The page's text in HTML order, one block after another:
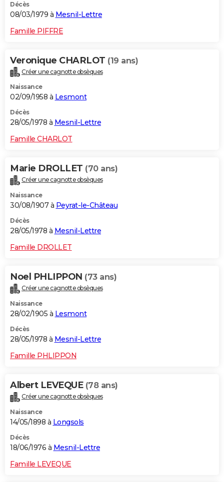
Décès
08/03/1979 à Mesnil-Lettre
Famille PIFFRE
Veronique CHARLOT (19 ans)
Créer une cagnotte obsèques
Naissance
02/09/1958 à Lesmont
Décès
28/05/1978 à Mesnil-Lettre
Famille CHARLOT
Marie DROLLET (70 ans)
Créer une cagnotte obsèques
Naissance
30/08/1907 à Peyrat-le-Château
Décès
28/05/1978 à Mesnil-Lettre
Famille DROLLET
Noel PHLIPPON (73 ans)
Créer une cagnotte obsèques
Naissance
28/02/1905 à Lesmont
Décès
28/05/1978 à Mesnil-Lettre
Famille PHLIPPON
Albert LEVEQUE (78 ans)
Créer une cagnotte obsèques
Naissance
14/05/1898 à Longsols
Décès
18/06/1976 à Mesnil-Lettre
Famille LEVEQUE